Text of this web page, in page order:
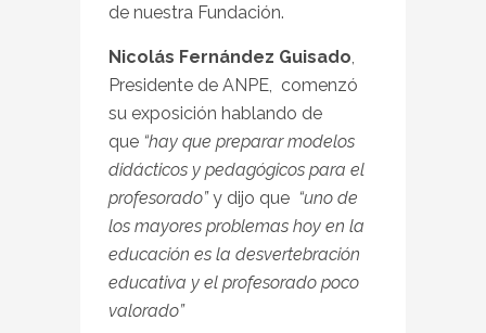
de nuestra Fundación.
Nicolás Fernández Guisado,
Presidente de ANPE, comenzó
su exposición hablando de
que “hay que preparar modelos
didácticos y pedagógicos para el
profesorado”y dijo que “uno de
los mayores problemas hoy en la
educación es la desvertebración
educativa y el profesorado poco
valorado”